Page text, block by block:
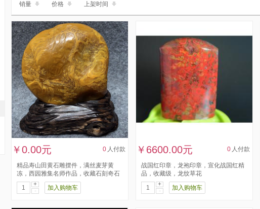
销量 价格 上架时间
￥0.00元 0 人付款
精品寿山田黄石雕摆件，满丝麦芽黄
冻，西园雅集名师作品，收藏石刻奇石
+
-
加入购物车
￥6600.00元 0 人付款
战国红印章，龙袍印章，宣化战国红精
品，收藏级，龙纹草花
+
-
加入购物车